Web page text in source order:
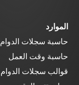
الموارد
حاسبة سجلات الدوام
حاسبة وقت العمل
قوالب سجلات الدوام